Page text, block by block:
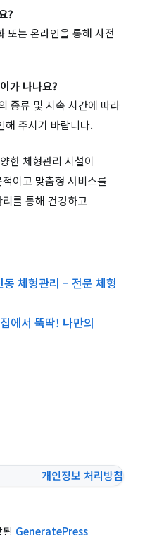
?
또는 온라인을 통해 사전
가 나나요?
종류 및 지속 시간에 따라
해 주시기 바랍니다.
한 체형관리 시설이
이고 맞춤형 서비스를
를 통해 건강하고
체형관리 – 전문 체형
에서 뚝딱! 나만의
개인정보 처리방침
GeneratePress